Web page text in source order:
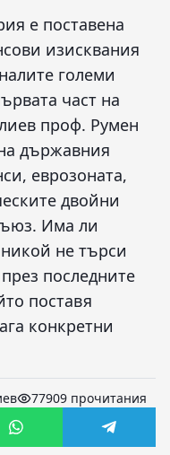
е поставена
изисквания
големи
част на
проф. Румен
държавния
еврозоната,
двойни
Има ли
не търси
последните
поставя
конкретни
77909 прочитания